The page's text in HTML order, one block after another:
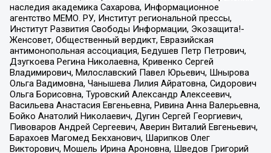
наследия академика Сахарова, Информационное
агентство МЕМО. РУ, Институт региональной прессы,
Институт Развития Свободы Информации, Экозащита!-
Женсовет, Общественный вердикт, Евразийская
антимонопольная ассоциация, Бедушев Петр Петрович,
Дзугкоева Регина Николаевна, Кривенко Сергей
Владимирович, Милославский Павел Юрьевич, Шнырова
Ольга Вадимовна, Чанышева Лилия Айратовна, Сидорович
Ольга Борисовна, Туровский Александр Алексеевич,
Васильева Анастасия Евгеньевна, Ривина Анна Валерьевна,
Бойко Анатолий Николаевич, Дугин Сергей Георгиевич,
Пивоваров Андрей Сергеевич, Аверин Виталий Евгеньевич,
Барахоев Магомед Бекханович, Шарипков Олег
Викторович, Мошель Ирина Ароновна, Шведов Григорий